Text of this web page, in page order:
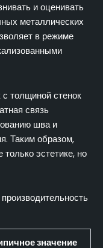
и оценивать
металлических
в режиме
толщиной стенок
связь
шва и
Таким образом,
только эстетике, но
значение